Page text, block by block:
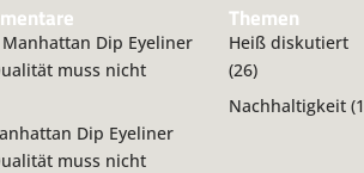
Manhattan Dip Eyeliner
muss nicht
Dip Eyeliner
muss nicht
Themen
Heiß diskutiert
(26)
Nachhaltigkeit